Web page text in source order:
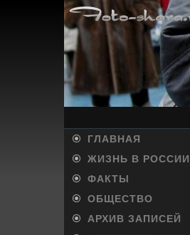
ГЛАВНАЯ
ЖИЗНЬ В РОССИИ
ФАКТЫ
ОБЩЕСТВО
АРХИВ ЗАПИСЕЙ